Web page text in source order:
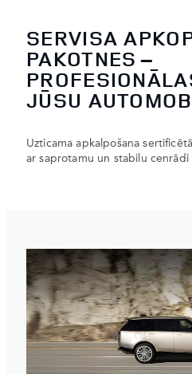
SERVISA
PAKOTNES –
JŪSU
Uzticama apkalpošana
ar saprotamu un stabilu